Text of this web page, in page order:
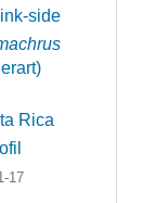
side
)
Rica
17